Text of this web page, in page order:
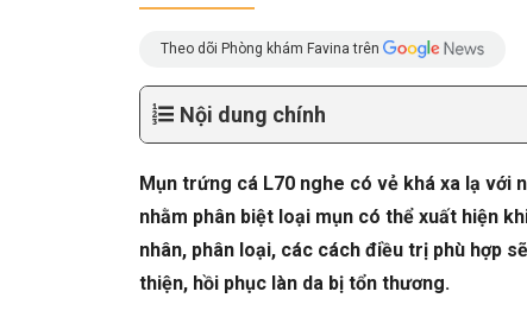
Theo dõi Phòng khám Favina trên
Nội dung chính
Mụn trứng cá L70 nghe có vẻ khá xa lạ với
nhằm phân biệt loại mụn có thể xuất hiện
nhân, phân loại, các cách điều trị phù hợp
thiện, hồi phục làn da bị tổn thương.